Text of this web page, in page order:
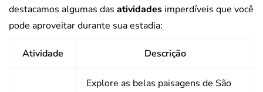
destacamos algumas das atividades imperdíveis que você
pode aproveitar durante sua estadia:
Atividade Descrição
Explore as belas paisagens de São